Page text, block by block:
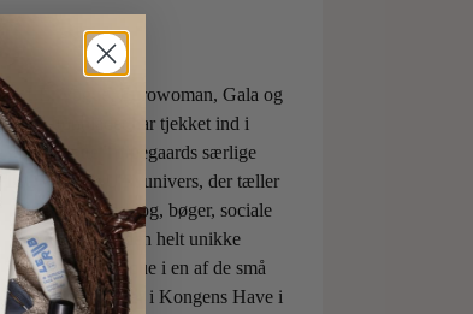
ELLE, Vogue, Eurowoman, Gala og
Aftonbladet har tjekket ind i
Charlotte Torpegaards særlige
ILOVEBEAUTYunivers, der tæller
både skønhedsblog, bøger, sociale
medier og den helt unikke
skønhedsboutique i en af de små
berømte pavilloner i Kongens Have i